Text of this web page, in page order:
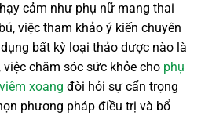
cảm như phụ nữ mang thai
việc tham khảo ý kiến chuyên
bất kỳ loại thảo dược nào là
chăm sóc sức khỏe cho phụ
xoang đòi hỏi sự cẩn trọng
phương pháp điều trị và bổ